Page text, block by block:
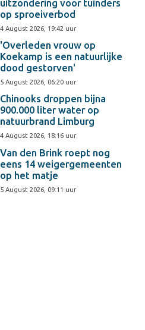
uitzondering voor tuinders
op sproeiverbod
4 August 2026, 19:42 uur
'Overleden vrouw op
Koekamp is een natuurlijke
dood gestorven'
5 August 2026, 06:20 uur
Chinooks droppen bijna
900.000 liter water op
natuurbrand Limburg
4 August 2026, 18:16 uur
Van den Brink roept nog
eens 14 weigergemeenten
op het matje
5 August 2026, 09:11 uur